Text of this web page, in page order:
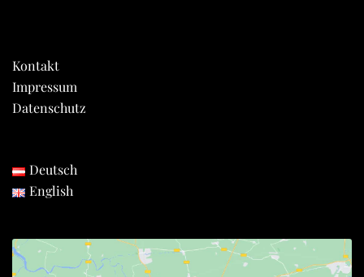
Kontakt
Impressum
Datenschutz
Deutsch
English